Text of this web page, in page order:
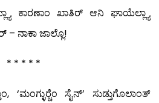
ಕಾರಣಾಂ ಖಾತಿರ್ ಆನಿ ಘಾಯೆಲ್ಲ್ಯಾ
ನಾಕಾ ಜಾಲ್ಲೊ!
* * * * *
‘ಮಂಗ್ಳುರ್‍ಚೆಂ ಸೈನ್’ ಸುಡ್ತುಗೊಲಾಂತ್